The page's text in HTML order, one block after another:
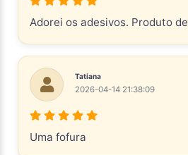
Adorei os adesivos. Produto
Tatiana
2026-04-14 21:38:09
Uma fofura